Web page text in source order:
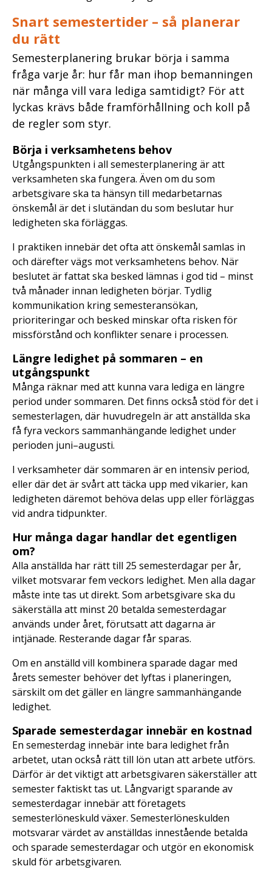
Snart semestertider – så planerar
du rätt
Semesterplanering brukar börja i samma
fråga varje år: hur får man ihop bemanningen
när många vill vara lediga samtidigt? För att
lyckas krävs både framförhållning och koll på
de regler som styr.
Börja i verksamhetens behov
Utgångspunkten i all semesterplanering är att
verksamheten ska fungera. Även om du som
arbetsgivare ska ta hänsyn till medarbetarnas
önskemål är det i slutändan du som beslutar hur
ledigheten ska förläggas.
I praktiken innebär det ofta att önskemål samlas in
och därefter vägs mot verksamhetens behov. När
beslutet är fattat ska besked lämnas i god tid – minst
två månader innan ledigheten börjar. Tydlig
kommunikation kring semesteransökan,
prioriteringar och besked minskar ofta risken för
missförstånd och konflikter senare i processen.
Längre ledighet på sommaren – en
utgångspunkt
Många räknar med att kunna vara lediga en längre
period under sommaren. Det finns också stöd för det i
semesterlagen, där huvudregeln är att anställda ska
få fyra veckors sammanhängande ledighet under
perioden juni–augusti.
I verksamheter där sommaren är en intensiv period,
eller där det är svårt att täcka upp med vikarier, kan
ledigheten däremot behöva delas upp eller förläggas
vid andra tidpunkter.
Hur många dagar handlar det egentligen
om?
Alla anställda har rätt till 25 semesterdagar per år,
vilket motsvarar fem veckors ledighet. Men alla dagar
måste inte tas ut direkt. Som arbetsgivare ska du
säkerställa att minst 20 betalda semesterdagar
används under året, förutsatt att dagarna är
intjänade. Resterande dagar får sparas.
Om en anställd vill kombinera sparade dagar med
årets semester behöver det lyftas i planeringen,
särskilt om det gäller en längre sammanhängande
ledighet.
Sparade semesterdagar innebär en kostnad
En semesterdag innebär inte bara ledighet från
arbetet, utan också rätt till lön utan att arbete utförs.
Därför är det viktigt att arbetsgivaren säkerställer att
semester faktiskt tas ut. Långvarigt sparande av
semesterdagar innebär att företagets
semesterlöneskuld växer. Semesterlöneskulden
motsvarar värdet av anställdas innestående betalda
och sparade semesterdagar och utgör en ekonomisk
skuld för arbetsgivaren.